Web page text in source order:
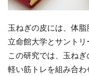
玉ねぎの皮には、体
立命館大学とサントリ
この研究では、玉ね
軽い筋トレを組み合